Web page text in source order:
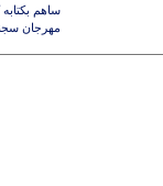
ساهم بكتابه
مهرجان